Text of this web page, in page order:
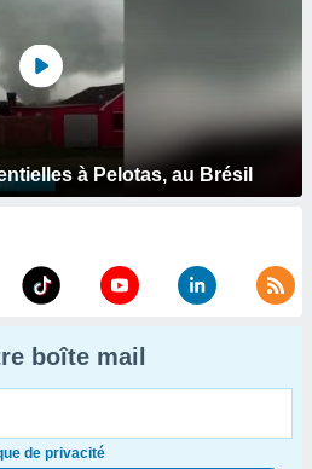
à Pelotas, au Brésil
boîte mail
de privacité